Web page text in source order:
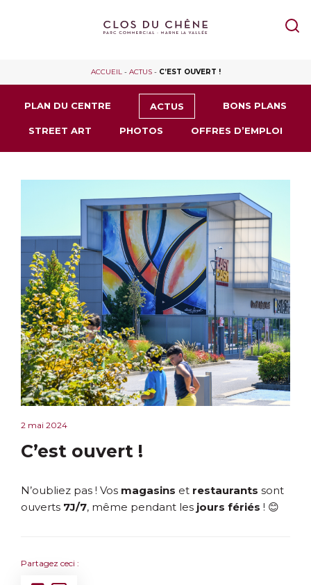
ACCUEIL- ACTUS- C’EST OUVERT !
PLAN DU CENTRE ACTUS BONS PLANS
STREET ART PHOTOS OFFRES D’EMPLOI
2 mai 2024
C’est ouvert !
N’oubliez pas ! Vos magasins et restaurants sont
ouverts 7J/7, même pendant les jours fériés ! 😊
Partagez ceci :